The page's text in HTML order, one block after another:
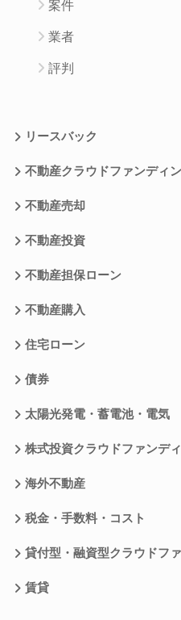
案件
業者
評判
リースバック
不動産クラウドファンディ
不動産売却
不動産投資
不動産担保ローン
不動産購入
住宅ローン
債券
太陽光発電・蓄電池・電気
株式投資クラウドファンデ
海外不動産
税金・手数料・コスト
貸付型・融資型クラウドフ
賃貸